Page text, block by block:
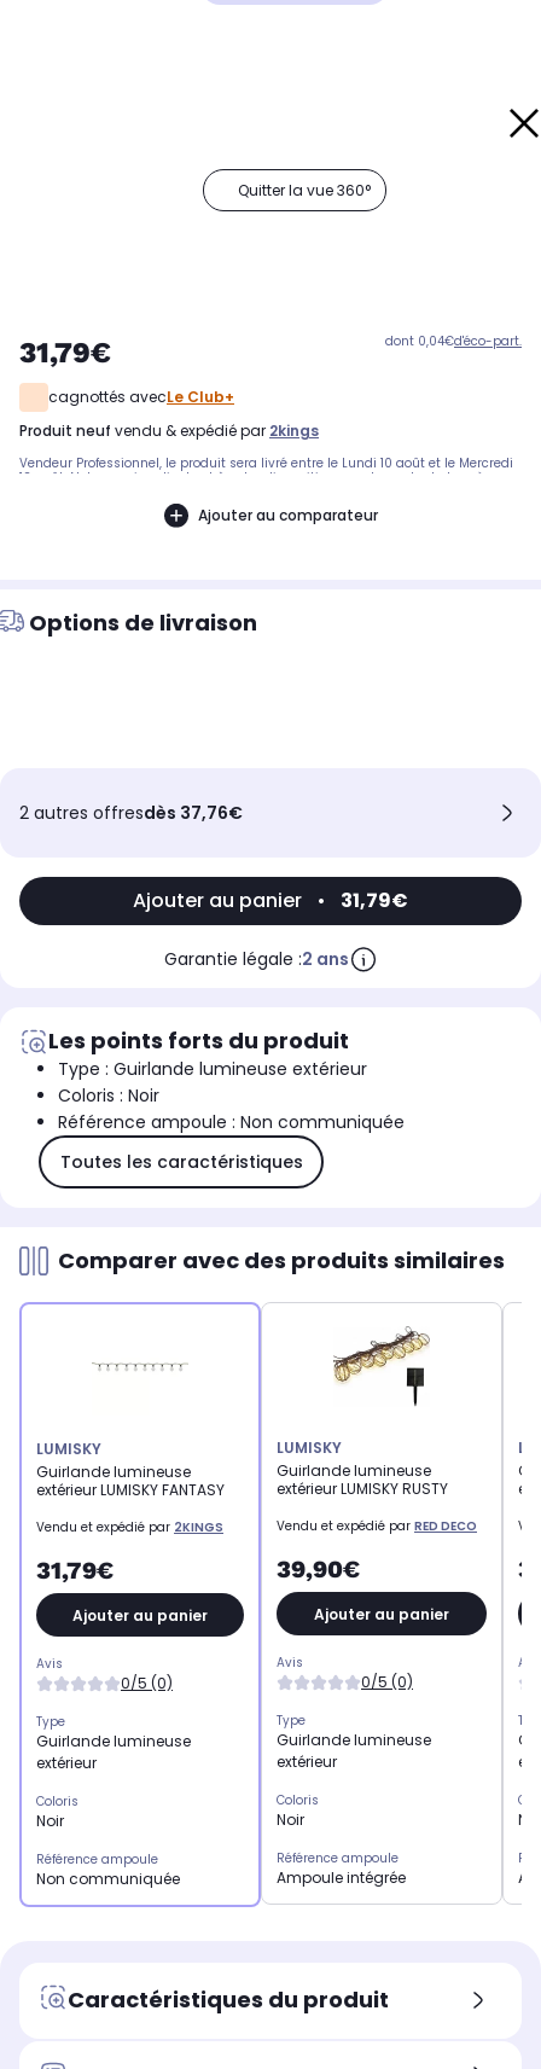
Quitter la vue 360°
31,79€ dont 0,04€d'éco-part.
cagnottés avecLe Club+
produit neuf vendu & expédié par 2kings
Vendeur Professionnel, le produit sera livré entre le Lundi 10 août et le Mercredi
12 août. Notre service client est à votre disposition avant, pendant et après
Ajouter au comparateur
Options de livraison
2 autres offresdès 37,76€
Ajouter au panier • 31,79€
Garantie légale :2 ans
Les points forts du produit
Type : Guirlande lumineuse extérieur
Coloris : Noir
Référence ampoule : Non communiquée
Toutes les caractéristiques
Comparer avec des produits similaires
LUMISKY
Guirlande lumineuse
extérieur LUMISKY FANTASY
Vendu et expédié par 2KINGS
31,79€
Ajouter au panier
Avis
0/5 (0)
Type
Guirlande lumineuse
extérieur
Coloris
Noir
Référence ampoule
Non communiquée
LUMISKY
Guirlande lumineuse
extérieur LUMISKY RUSTY
Vendu et expédié par RED DECO
39,90€
Ajouter au panier
Avis
0/5 (0)
Type
Guirlande lumineuse
extérieur
Coloris
Noir
Référence ampoule
Ampoule intégrée
Caractéristiques du produit